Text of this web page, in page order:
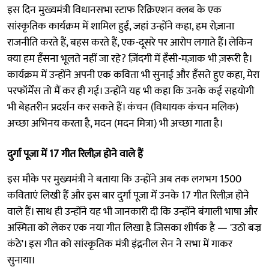
इस दिन मुख्यमंत्री विधानसभा स्टाफ रिक्रिएशन क्लब के एक
सांस्कृतिक कार्यक्रम में शामिल हुईं, जहां उन्होंने कहा, हम रोज़ाना
राजनीति करते हैं, बहस करते हैं, एक-दूसरे पर आरोप लगाते हैं। लेकिन
क्या हम हँसना भूलते नहीं जा रहे? ज़िंदगी में हँसी-मज़ाक भी ज़रूरी है।
कार्यक्रम में उन्होंने अपनी एक कविता भी सुनाई और हँसते हुए कहा, मेरा
परफॉर्मेंस तो मैं कर ही गई। उन्होंने यह भी कहा कि उनके कई सहयोगी
भी बेहतरीन प्रदर्शन कर सकते हैं। कंचन (विधायक कंचन मलिक)
अच्छा अभिनय करता है, मदन (मदन मित्रा) भी अच्छा गाता है।
दुर्गा पूजा में 17 गीत रिलीज़ होने वाले हैं
इस मौके पर मुख्यमंत्री ने बताया कि उन्होंने अब तक लगभग 1500
कविताएं लिखी हैं और इस बार दुर्गा पूजा में उनके 17 गीत रिलीज़ होने
वाले हैं। साथ ही उन्होंने यह भी जानकारी दी कि उन्होंने बंगाली भाषा और
अस्मिता को लेकर एक नया गीत लिखा है जिसका शीर्षक है — 'उठो बज्र
कंठे'। इस गीत को सांस्कृतिक मंत्री इंद्रनील सेन ने सभा में गाकर
सुनाया।